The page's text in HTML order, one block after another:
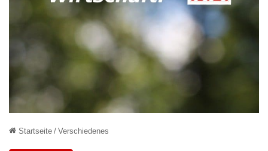
Startseite / Verschiedenes